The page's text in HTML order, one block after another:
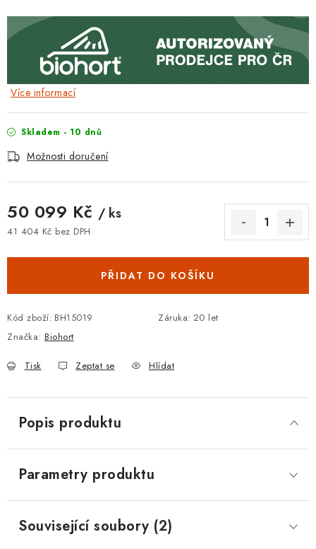
Více informací
Skladem - 10 dnů
Možnosti doručení
50 099 Kč / ks
41 404 Kč bez DPH
PŘIDAT DO KOŠÍKU
Kód zboží: BH15019 Záruka: 20 let
Značka: Biohort
Tisk Zeptat se Hlídat
Popis produktu
Parametry produktu
Související soubory (2)